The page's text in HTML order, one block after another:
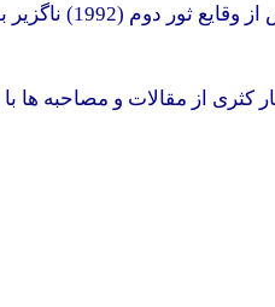
انتخابات آزاد و دادن فرصت و
از مقالات و مصاحبه ها با